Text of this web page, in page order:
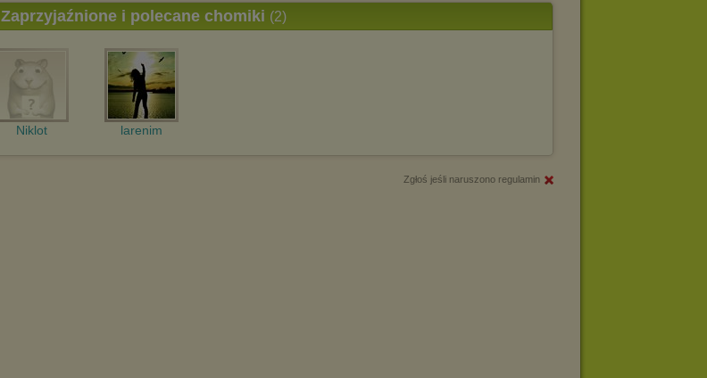
Zaprzyjaźnione i polecane chomiki (2)
Niklot larenim
Zgłoś jeśli naruszono regulamin